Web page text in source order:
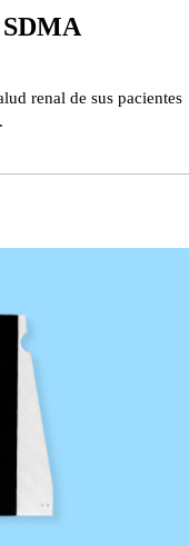
renal de sus pacientes